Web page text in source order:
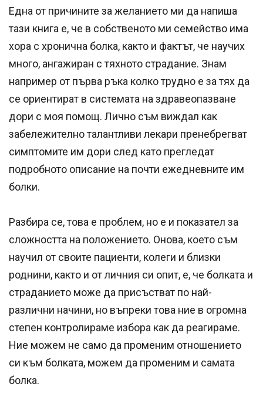
Една от причините за желанието ми да напиша
тази книга е, че в собственото ми семейство има
хора с хронична болка, както и фактът, че научих
много, ангажиран с тяхното страдание. Знам
например от първа ръка колко трудно е за тях да
се ориентират в системата на здравеопазване
дори с моя помощ. Лично съм виждал как
забележително талантливи лекари пренебрегват
симптомите им дори след като прегледат
подробното описание на почти ежедневните им
болки.
Разбира се, това е проблем, но е и показател за
сложността на положението. Онова, което съм
научил от своите пациенти, колеги и близки
роднини, както и от личния си опит, е, че болката и
страданието може да присъстват по най-
различни начини, но въпреки това ние в огромна
степен контролираме избора как да реагираме.
Ние можем не само да променим отношението
си към болката, можем да променим и самата
болка.